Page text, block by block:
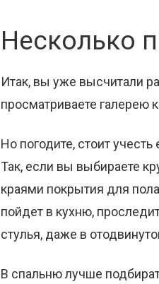
Несколько
Итак, вы уже высчитали
просматриваете галерею
Но погодите, стоит
Так, если вы выбираете
краями покрытия для
пойдет в кухню,
стулья, даже в
В спальню лучше